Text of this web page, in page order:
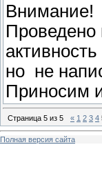
Внимание!
Проведено
но не
Приносим
Страница 5 из 5 « 1 2 3 4
Полная версия сайта